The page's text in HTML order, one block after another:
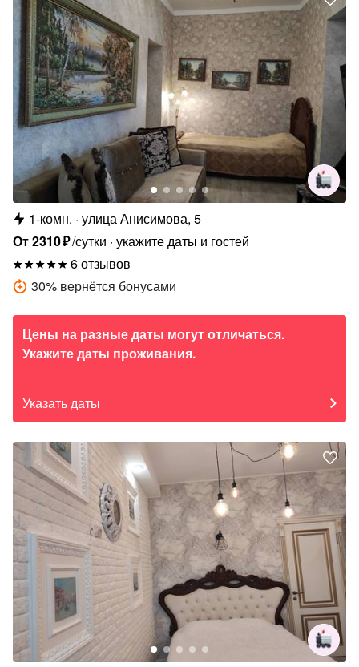
1-комн. улица Анисимова, 5
От2310₽/сутки укажите даты и гостей
6 отзывов
30% вернётся бонусами
Цены на разные даты могут отличаться.
Укажите даты проживания.
Указать даты